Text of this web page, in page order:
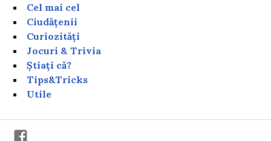
Cel mai cel
Ciudățenii
Curiozități
Jocuri & Trivia
Știați că?
Tips&Tricks
Utile